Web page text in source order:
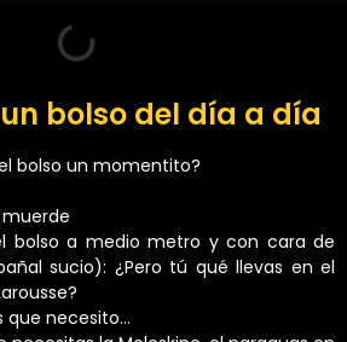
bolso del día a día
bolso un momentito?
bolso a medio metro y con cara de
sucio): ¿Pero tú qué llevas en el
que necesito…